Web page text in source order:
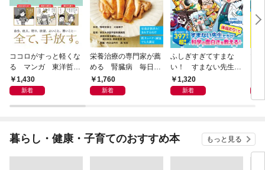
ココロがすっと軽くな
る マンガ 東洋哲学
大全1,430
新着
栄養治療の専門家が薦
める 腎臓病 毎日の
おいしい献立
1,760
新着
ふしぎすぎてすまな
い！ すまない先生の
科学教室
1,320
新着
暮らし・健康・子育てのおすすめ本 もっと見る